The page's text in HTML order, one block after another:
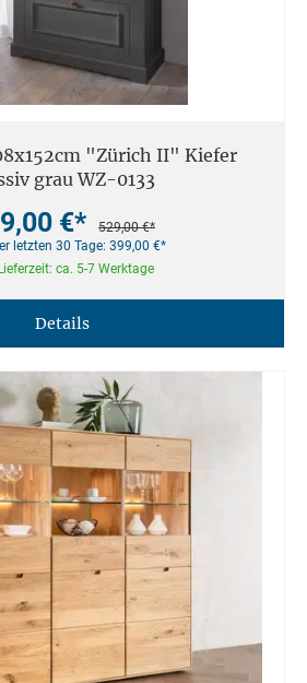
"Zürich II" Kiefer
grau WZ-0133
€*
529,00 €*
letzten 30 Tage: 399,00 €*
ca. 5-7 Werktage
Details